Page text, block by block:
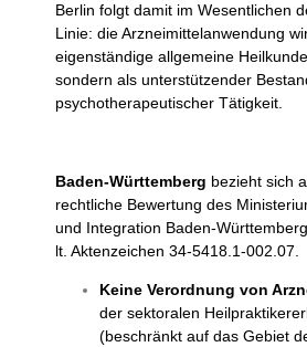
Berlin folgt damit im Wesentlichen
Linie: die Arzneimittelanwendung
eigenständige allgemeine
sondern als unterstützender
psychotherapeutischer Tätigkeit.
Baden-Württemberg bezieht sich
rechtliche Bewertung des
und Integration Baden-
lt. Aktenzeichen 34-5418.1-002.07.
Keine Verordnung von
der sektoralen
(beschränkt auf das Gebiet